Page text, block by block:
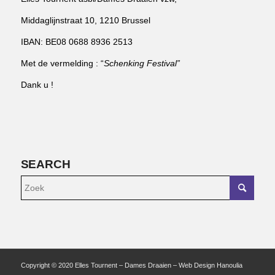
Middaglijnstraat 10, 1210 Brussel
IBAN: BE08 0688 8936 2513
Met de vermelding : “Schenking Festival”
Dank u !
SEARCH
Copyright © 2020 Elles Tournent – Dames Draaien – Web Design Hanoulia